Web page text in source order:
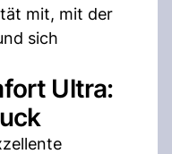
mit, mit der
sich
Ultra: